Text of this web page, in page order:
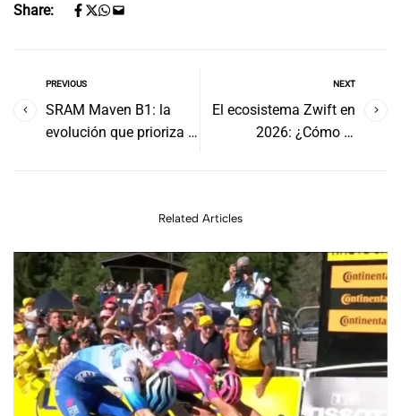
Share:
PREVIOUS
SRAM Maven B1: la
evolución que prioriza el
NEXT
El ecosistema Zwift en
2026: ¿Cómo la
Related Articles